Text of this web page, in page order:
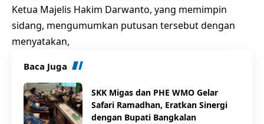
Ketua Majelis Hakim Darwanto, yang memimpin
sidang, mengumumkan putusan tersebut dengan
menyatakan,
Baca Juga
SKK Migas dan PHE WMO Gelar
Safari Ramadhan, Eratkan Sinergi
dengan Bupati Bangkalan